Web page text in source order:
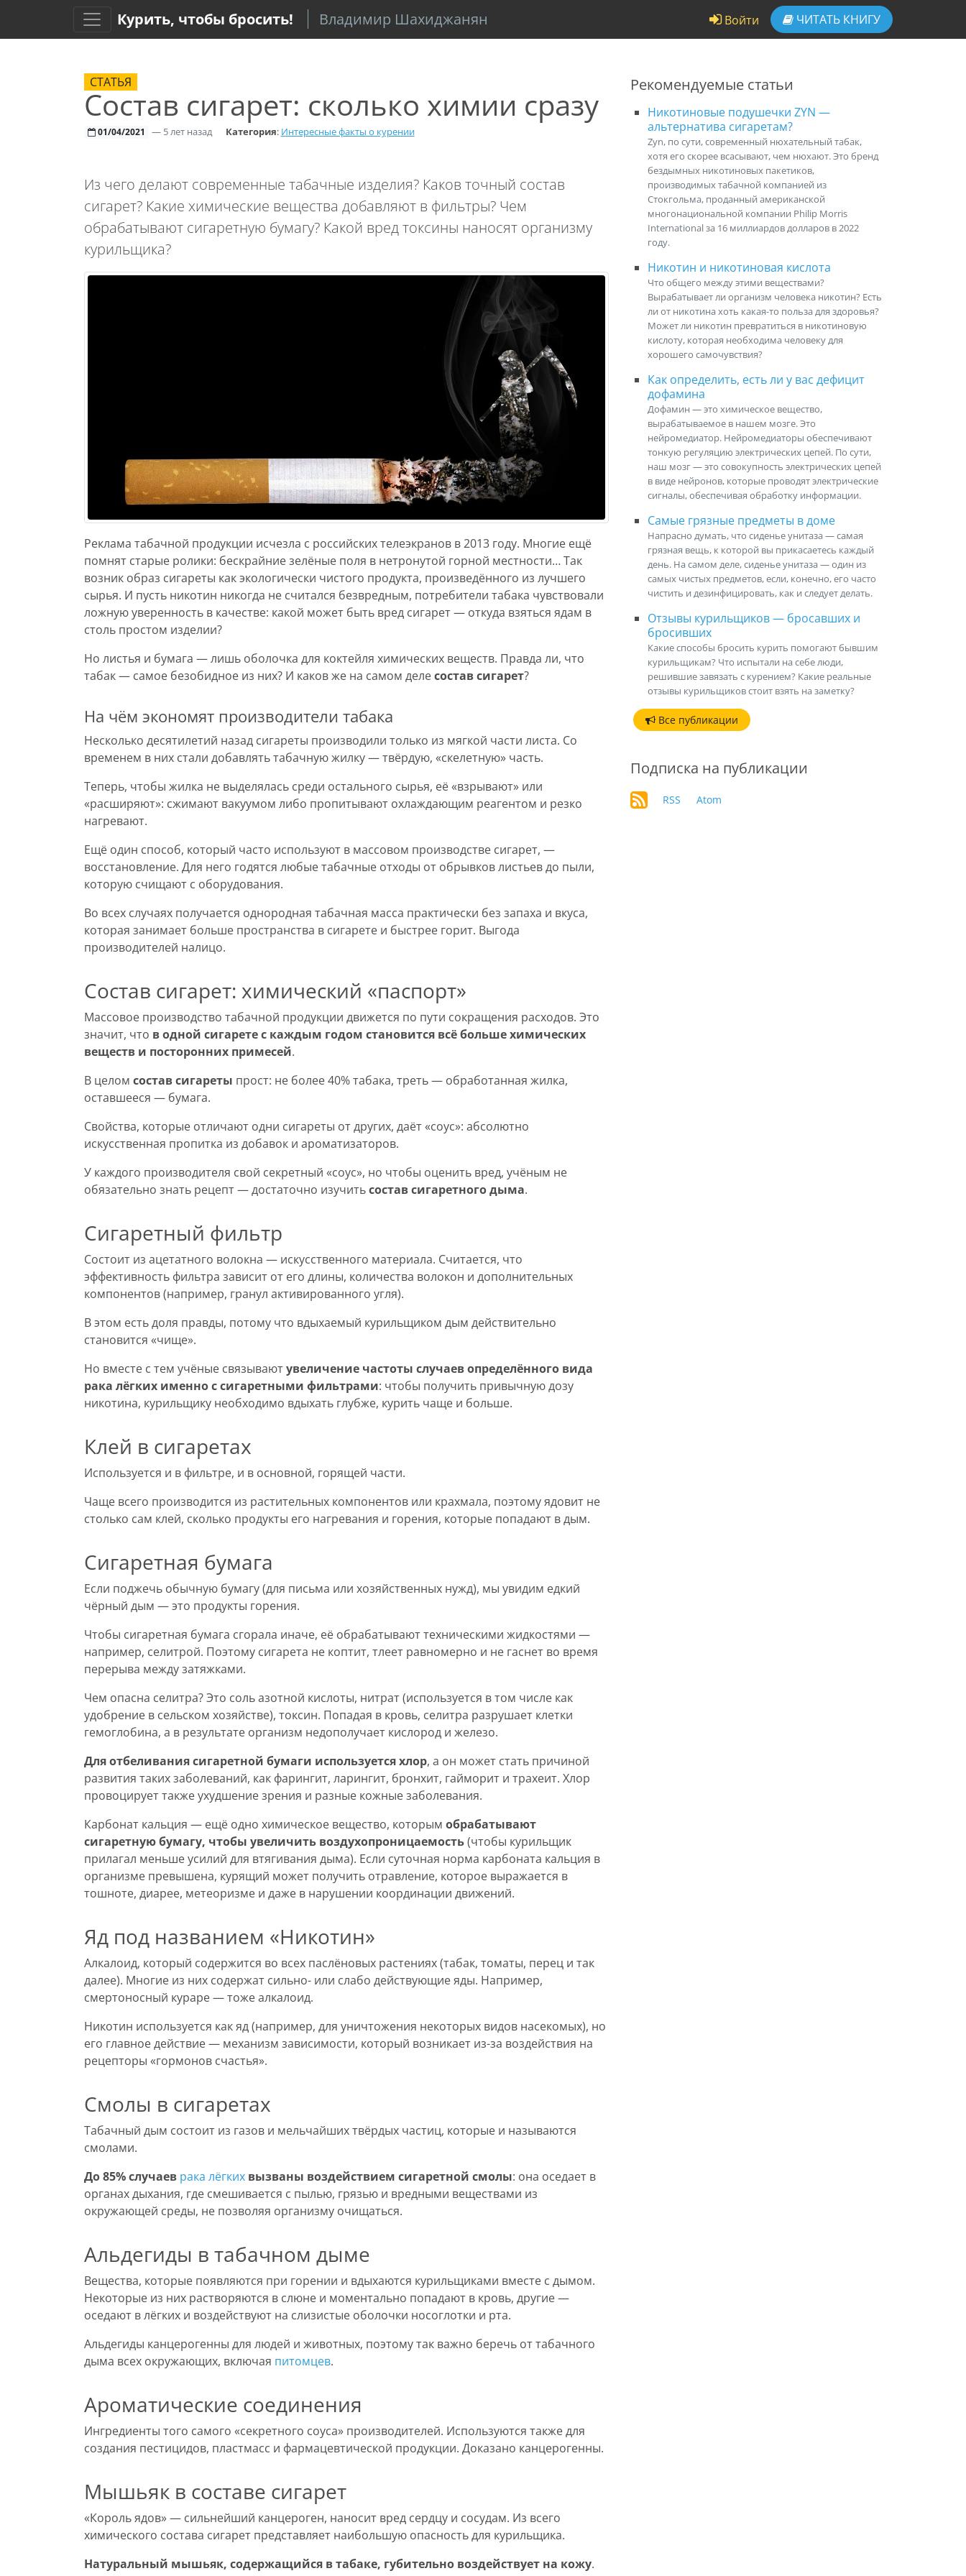
Курить, чтобы бросить! Владимир Шахиджанян Войти ЧИТАТЬ КНИГУ
СТАТЬЯ
Состав сигарет: сколько химии сразу
01/04/2021 —5 лет назад Категория: Интересные факты о курении
Из чего делают современные табачные изделия? Каков точный состав
сигарет? Какие химические вещества добавляют в фильтры? Чем
обрабатывают сигаретную бумагу? Какой вред токсины наносят организму
курильщика?
Реклама табачной продукции исчезла с российских телеэкранов в 2013 году. Многие ещё
помнят старые ролики: бескрайние зелёные поля в нетронутой горной местности… Так
возник образ сигареты как экологически чистого продукта, произведённого из лучшего
сырья. И пусть никотин никогда не считался безвредным, потребители табака чувствовали
ложную уверенность в качестве: какой может быть вред сигарет — откуда взяться ядам в
столь простом изделии?
Но листья и бумага — лишь оболочка для коктейля химических веществ. Правда ли, что
табак — самое безобидное из них? И каков же на самом делесостав сигарет?
На чём экономят производители табака
Несколько десятилетий назад сигареты производили только из мягкой части листа. Со
временем в них стали добавлять табачную жилку — твёрдую, «скелетную» часть.
Теперь, чтобы жилка не выделялась среди остального сырья, её «взрывают» или
«расширяют»: сжимают вакуумом либо пропитывают охлаждающим реагентом и резко
нагревают.
Ещё один способ, который часто используют в массовом производстве сигарет, —
восстановление. Для него годятся любые табачные отходы от обрывков листьев до пыли,
которую счищают с оборудования.
Во всех случаях получается однородная табачная масса практически без запаха и вкуса,
которая занимает больше пространства в сигарете и быстрее горит. Выгода
производителей налицо.
Состав сигарет: химический «паспорт»
Массовое производство табачной продукции движется по пути сокращения расходов. Это
значит, что в одной сигарете с каждым годом становится всё больше химических
веществ и посторонних примесей.
В целом состав сигареты прост: не более 40% табака, треть — обработанная жилка,
оставшееся — бумага.
Свойства, которые отличают одни сигареты от других, даёт «соус»: абсолютно
искусственная пропитка из добавок и ароматизаторов.
У каждого производителя свой секретный «соус», но чтобы оценить вред, учёным не
обязательно знать рецепт — достаточно изучитьсостав сигаретного дыма.
Сигаретный фильтр
Состоит из ацетатного волокна — искусственного материала. Считается, что
эффективность фильтра зависит от его длины, количества волокон и дополнительных
компонентов (например, гранул активированного угля).
В этом есть доля правды, потому что вдыхаемый курильщиком дым действительно
становится «чище».
Но вместе с тем учёные связываютувеличение частоты случаев определённого вида
рака лёгких именно с сигаретными фильтрами: чтобы получить привычную дозу
никотина, курильщику необходимо вдыхать глубже, курить чаще и больше.
Клей в сигаретах
Используется и в фильтре, и в основной, горящей части.
Чаще всего производится из растительных компонентов или крахмала, поэтому ядовит не
столько сам клей, сколько продукты его нагревания и горения, которые попадают в дым.
Сигаретная бумага
Если поджечь обычную бумагу (для письма или хозяйственных нужд), мы увидим едкий
чёрный дым — это продукты горения.
Чтобы сигаретная бумага сгорала иначе, её обрабатывают техническими жидкостями —
например, селитрой. Поэтому сигарета не коптит, тлеет равномерно и не гаснет во время
перерыва между затяжками.
Чем опасна селитра? Это соль азотной кислоты, нитрат (используется в том числе как
удобрение в сельском хозяйстве), токсин. Попадая в кровь, селитра разрушает клетки
гемоглобина, а в результате организм недополучает кислород и железо.
Для отбеливания сигаретной бумаги используется хлор, а он может стать причиной
развития таких заболеваний, как фарингит, ларингит, бронхит, гайморит и трахеит. Хлор
провоцирует также ухудшение зрения и разные кожные заболевания.
Карбонат кальция — ещё одно химическое вещество, которым обрабатывают
сигаретную бумагу, чтобы увеличить воздухопроницаемость(чтобы курильщик
прилагал меньше усилий для втягивания дыма). Если суточная норма карбоната кальция в
организме превышена, курящий может получить отравление, которое выражается в
тошноте, диарее, метеоризме и даже в нарушении координации движений.
Яд под названием «Никотин»
Алкалоид, который содержится во всех паслёновых растениях (табак, томаты, перец и так
далее). Многие из них содержат сильно- или слабо действующие яды. Например,
смертоносный кураре — тоже алкалоид.
Никотин используется как яд (например, для уничтожения некоторых видов насекомых), но
его главное действие — механизм зависимости, который возникает из-за воздействия на
рецепторы «гормонов счастья».
Смолы в сигаретах
Табачный дым состоит из газов и мельчайших твёрдых частиц, которые и называются
смолами.
До 85% случаев рака лёгких вызваны воздействием сигаретной смолы: она оседает в
органах дыхания, где смешивается с пылью, грязью и вредными веществами из
окружающей среды, не позволяя организму очищаться.
Альдегиды в табачном дыме
Вещества, которые появляются при горении и вдыхаются курильщиками вместе с дымом.
Некоторые из них растворяются в слюне и моментально попадают в кровь, другие —
оседают в лёгких и воздействуют на слизистые оболочки носоглотки и рта.
Альдегиды канцерогенны для людей и животных, поэтому так важно беречь от табачного
дыма всех окружающих, включая питомцев.
Ароматические соединения
Ингредиенты того самого «секретного соуса» производителей. Используются также для
создания пестицидов, пластмасс и фармацевтической продукции. Доказано канцерогенны.
Мышьяк в составе сигарет
«Король ядов» — сильнейший канцероген, наносит вред сердцу и сосудам. Из всего
химического состава сигарет представляет наибольшую опасность для курильщика.
Натуральный мышьяк, содержащийся в табаке, губительно воздействует на кожу.
Рекомендуемые статьи
Никотиновые подушечки ZYN —
альтернатива сигаретам?
Zyn, по сути, современный нюхательный табак,
хотя его скорее всасывают, чем нюхают. Это бренд
бездымных никотиновых пакетиков,
производимых табачной компанией из
Стокгольма, проданный американской
многонациональной компании Philip Morris
International за 16 миллиардов долларов в 2022
году.
Никотин и никотиновая кислота
Что общего между этими веществами?
Вырабатывает ли организм человека никотин? Есть
ли от никотина хоть какая-то польза для здоровья?
Может ли никотин превратиться в никотиновую
кислоту, которая необходима человеку для
хорошего самочувствия?
Как определить, есть ли у вас дефицит
дофамина
Дофамин — это химическое вещество,
вырабатываемое в нашем мозге. Это
нейромедиатор. Нейромедиаторы обеспечивают
тонкую регуляцию электрических цепей. По сути,
наш мозг — это совокупность электрических цепей
в виде нейронов, которые проводят электрические
сигналы, обеспечивая обработку информации.
Самые грязные предметы в доме
Напрасно думать, что сиденье унитаза — самая
грязная вещь, к которой вы прикасаетесь каждый
день. На самом деле, сиденье унитаза — один из
самых чистых предметов, если, конечно, его часто
чистить и дезинфицировать, как и следует делать.
Отзывы курильщиков — бросавших и
бросивших
Какие способы бросить курить помогают бывшим
курильщикам? Что испытали на себе люди,
решившие завязать с курением? Какие реальные
отзывы курильщиков стоит взять на заметку?
Все публикации
Подписка на публикации
RSS Atom